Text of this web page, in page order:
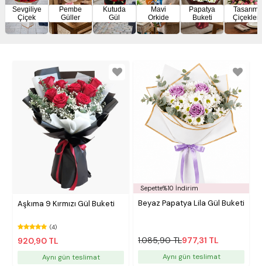
Sevgiliye
Çiçek
Pembe
Güller
Kutuda
Gül
Mavi
Orkide
Papatya
Buketi
Tasarım
Çiçekler
Aşkıma 9 Kırmızı Gül Buketi
(4)
920,90 TL
Aynı gün teslimat
Sepette%10 İndirim
Beyaz Papatya Lila Gül Buketi
1.085,90 TL977,31 TL
Aynı gün teslimat